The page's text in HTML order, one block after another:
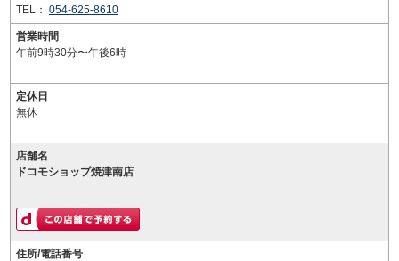
TEL： 054-625-8610
営業時間
午前9時30分〜午後6時
定休日
無休
店舗名
ドコモショップ焼津南店
住所/電話番号